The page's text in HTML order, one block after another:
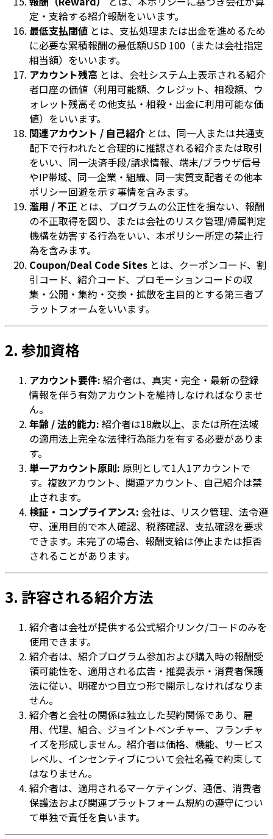
定・支給する紹介報酬をいいます。
最低支払閾値 とは、支払処理または出金を進めるため
に必要な累積報酬の最低額USD 100（または会社指定
相当額）をいいます。
アカウント残高 とは、会社システム上表示される紹介
者口座の価値（利用可能額、クレジット、相殺額、ウ
ォレット残高その他支払・相殺・出金に利用可能な価
値）をいいます。
関連アカウント / 自己紹介 とは、同一人または共通支
配下で行われたと合理的に推認される紹介または取引
をいい、同一決済手段/請求情報、端末/ブラウザ信号
やIP帯域、同一企業・組織、同一実質支配者その他本
ポリシー回避を示す事情を含みます。
濫用 / 不正 とは、プログラムの公正性を損ない、報酬
の不正取得を図り、または会社のリスク管理/帰属判定
機構を妨害する行為をいい、本ポリシー所定の禁止行
為を含みます。
Coupon/Deal Code Sites とは、クーポンコード、割
引コード、紹介コード、プロモーションコードの収
集・公開・集約・交換・拡散を主目的とする第三者プ
ラットフォームをいいます。
2. 参加資格
アカウント要件: 紹介者は、真実・完全・最新の登録
情報を伴う有効アカウントを維持しなければなりませ
ん。
年齢 / 法的能力: 紹介者は18歳以上、または所在法域
の適用法上完全な法律行為能力を有する必要がありま
す。
単一アカウント原則: 原則として1人1アカウントで
す。複数アカウント、関連アカウント、自己紹介は禁
止されます。
検証・コンプライアンス: 会社は、リスク管理、法令遵
守、運用目的で本人確認、税務確認、支払確認を要求
できます。未完了の場合、報酬支給は停止または拒否
されることがあります。
3. 許容される紹介方法
紹介者は会社が提供する公式紹介リンク/コードのみを
使用できます。
紹介者は、紹介プログラム参加および購入時の報酬受
領可能性を、適用される広告・推奨表示・消費者保護
法に従い、明確かつ目立つ形で開示しなければなりま
せん。
紹介者と会社の関係は独立した契約関係であり、雇
用、代理、組合、ジョイントベンチャー、フランチャ
イズを形成しません。紹介者は価格、機能、サービス
レベル、インセンティブについて会社名義で約束して
はなりません。
紹介者は、適用されるマーケティング、通信、消費者
保護法および関連プラットフォーム規約の遵守につい
て単独で責任を負います。